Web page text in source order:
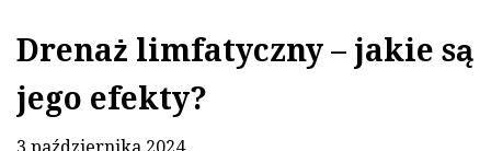
Drenaż limfatyczny – jakie są
jego efekty?